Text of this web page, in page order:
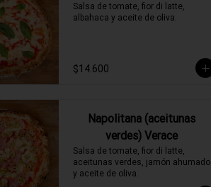
Salsa de tomate, fior di latte,
albahaca y aceite de oliva.
$14.600
Napolitana (aceitunas
verdes) Verace
Salsa de tomate, fior di latte,
aceitunas verdes, jamón ahumado
y aceite de oliva.